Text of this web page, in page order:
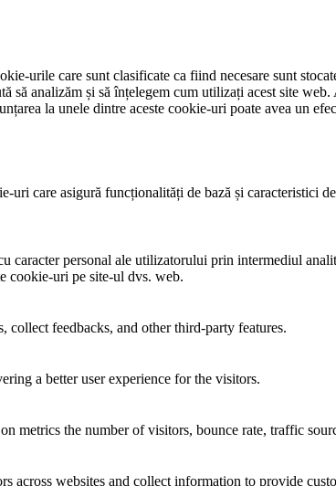
urile care sunt clasificate ca fiind necesare sunt
să analizăm și să înțelegem cum utilizați acest site
la unele dintre aceste cookie-uri poate avea un
care asigură funcționalități de bază și caracteristici
caracter personal ale utilizatorului prin intermediul
cookie-uri pe site-ul dvs. web.
feedbacks, and other third-party features.
a better user experience for the visitors.
metrics the number of visitors, bounce rate, traffic
across websites and collect information to provide